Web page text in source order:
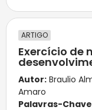
ARTIGO
Exercício de
Autor: Braulio
Amaro
Palavras-